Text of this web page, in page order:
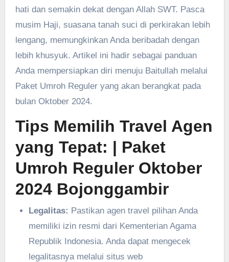
hati dan semakin dekat dengan Allah SWT. Pasca
musim Haji, suasana tanah suci di perkirakan lebih
lengang, memungkinkan Anda beribadah dengan
lebih khusyuk. Artikel ini hadir sebagai panduan
Anda mempersiapkan diri menuju Baitullah melalui
Paket Umroh Reguler yang akan berangkat pada
bulan Oktober 2024.
Tips Memilih Travel Agen
yang Tepat: | Paket
Umroh Reguler Oktober
2024 ‎Bojonggambir
Legalitas: Pastikan agen travel pilihan Anda
memiliki izin resmi dari Kementerian Agama
Republik Indonesia. Anda dapat mengecek
legalitasnya melalui situs web